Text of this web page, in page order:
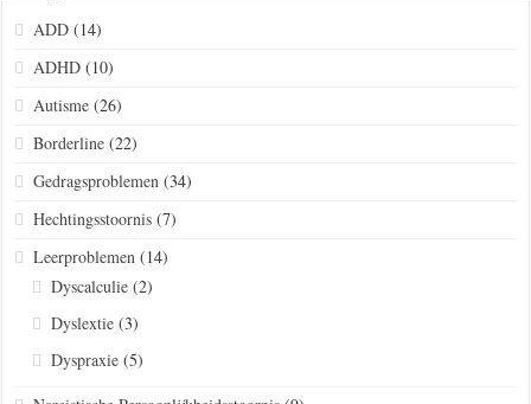
ADD(14)
ADHD(10)
Autisme(26)
Borderline(22)
Gedragsproblemen (34)
Hechtingsstoornis(7)
Leerproblemen (14)
Dyscalculie(2)
Dyslextie(3)
Dyspraxie(5)